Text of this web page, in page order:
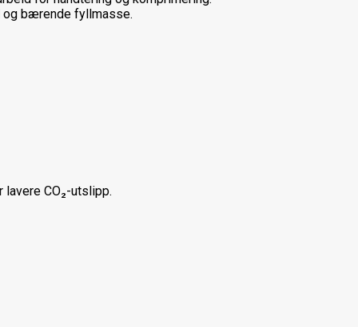
og bærende fyllmasse.
CO₂-utslipp.